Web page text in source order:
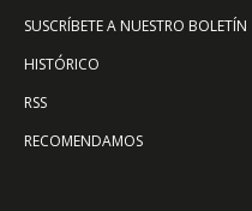
SUSCRÍBETE A NUESTRO BOLETÍN
HISTÓRICO
RSS
RECOMENDAMOS